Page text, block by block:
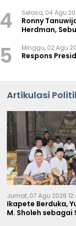
4 Selasa, 04 Agu
Ronny
Herdman,
5 Minggu, 02 Agu
Respons
Artikulasi
Jumat, 07 Agu 2026
Ikapete Berduka,
M. Sholeh